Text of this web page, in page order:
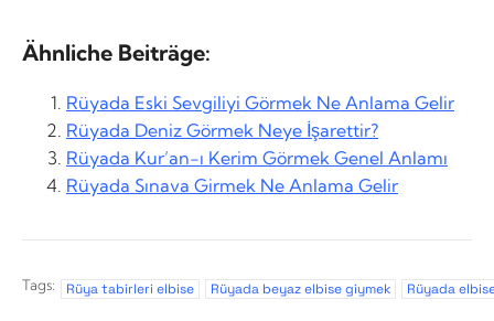
Ähnliche Beiträge:
Rüyada Eski Sevgiliyi Görmek Ne Anlama Gelir
Rüyada Deniz Görmek Neye İşarettir?
Rüyada Kur’an-ı Kerim Görmek Genel Anlamı
Rüyada Sınava Girmek Ne Anlama Gelir
Tags: Rüya tabirleri elbise Rüyada beyaz elbise giymek Rüyada